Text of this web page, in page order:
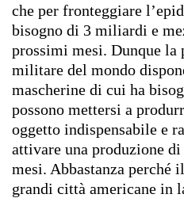
che per fronteggiare
bisogno di 3 miliardi e
prossimi mesi. Dunque la
militare del mondo
mascherine di cui ha
possono mettersi a
oggetto indispensabile e
attivare una produzione
mesi. Abbastanza
grandi città americane in